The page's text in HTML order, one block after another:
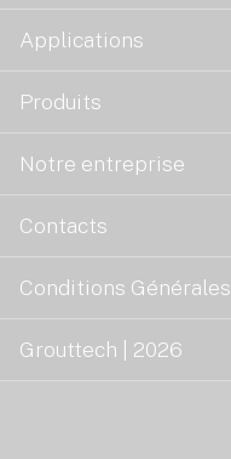
Applications
Produits
Notre entreprise
Contacts
Conditions Générales
Grouttech | 2026